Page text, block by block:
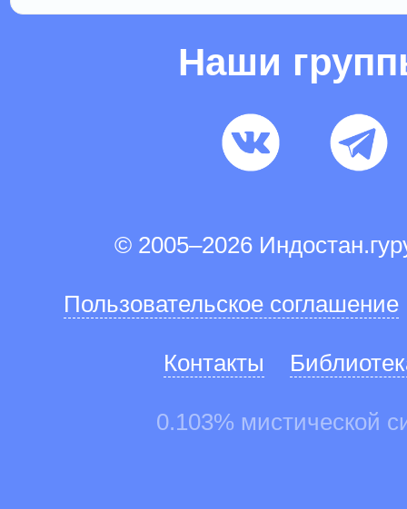
Наши
© 2005–2026
Пользовательское соглашение
Контакты
0.103% мистической